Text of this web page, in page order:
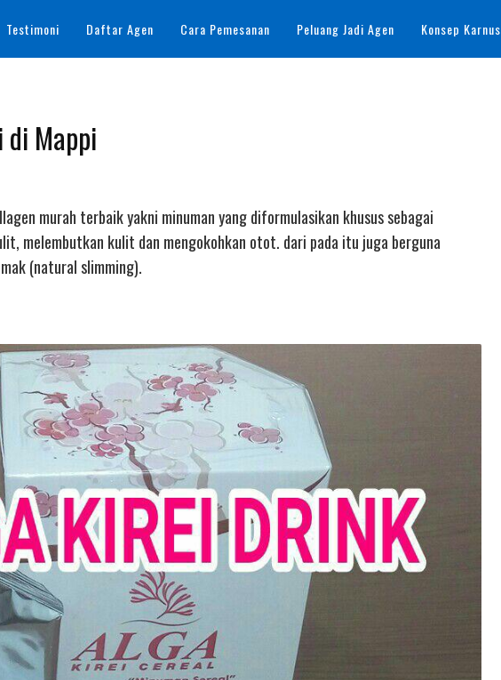
Testimoni Daftar Agen Cara Pemesanan Peluang Jadi Agen Konsep Karnus
Mappi
murah terbaik yakni minuman yang diformulasikan khusus sebagai
melembutkan kulit dan mengokohkan otot. dari pada itu juga berguna
(natural slimming).